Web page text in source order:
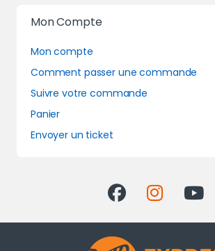
Mon Compte
Mon compte
Comment passer une commande
Suivre votre commande
Panier
Envoyer un ticket